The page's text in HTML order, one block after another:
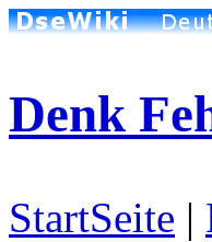
Denk
StartSeite |